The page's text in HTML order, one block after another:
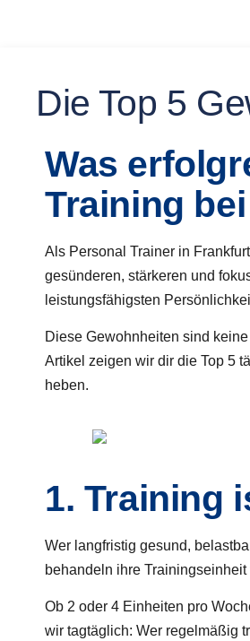
Die Top 5
Was
Training
Als Personal Trainer in
gesünderen, stärkeren und
leistungsfähigsten
Diese Gewohnheiten sind
Artikel zeigen wir dir die Top 5
heben.
1. Training
Wer langfristig gesund,
behandeln ihre
Ob 2 oder 4 Einheiten pro
wir tagtäglich: Wer regelmäßig